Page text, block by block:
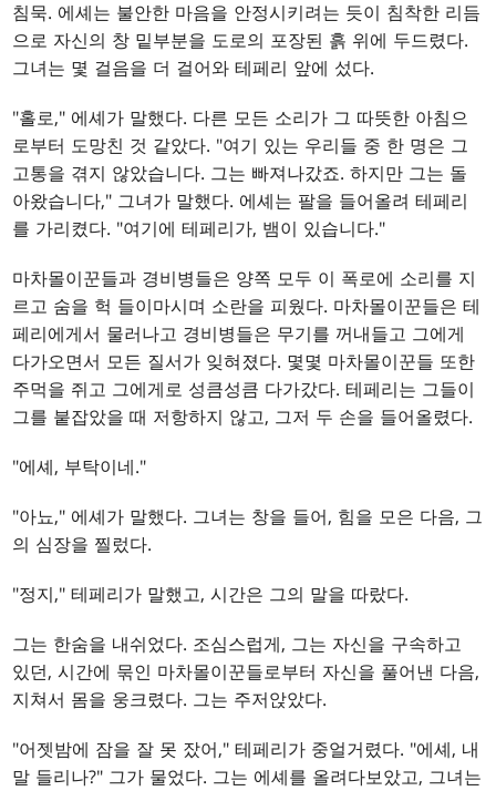
침묵. 에셰는 불안한 마음을 안정시키려는 듯이 침착한 리듬
으로 자신의 창 밑부분을 도로의 포장된 흙 위에 두드렸다.
그녀는 몇 걸음을 더 걸어와 테페리 앞에 섰다.
"홀로," 에셰가 말했다. 다른 모든 소리가 그 따뜻한 아침으
로부터 도망친 것 같았다. "여기 있는 우리들 중 한 명은 그
고통을 겪지 않았습니다. 그는 빠져나갔죠. 하지만 그는 돌
아왔습니다," 그녀가 말했다. 에셰는 팔을 들어올려 테페리
를 가리켰다. "여기에 테페리가, 뱀이 있습니다."
마차몰이꾼들과 경비병들은 양쪽 모두 이 폭로에 소리를 지
르고 숨을 헉 들이마시며 소란을 피웠다. 마차몰이꾼들은 테
페리에게서 물러나고 경비병들은 무기를 꺼내들고 그에게
다가오면서 모든 질서가 잊혀졌다. 몇몇 마차몰이꾼들 또한
주먹을 쥐고 그에게로 성큼성큼 다가갔다. 테페리는 그들이
그를 붙잡았을 때 저항하지 않고, 그저 두 손을 들어올렸다.
"에셰, 부탁이네."
"아뇨," 에셰가 말했다. 그녀는 창을 들어, 힘을 모은 다음, 그
의 심장을 찔렀다.
"정지," 테페리가 말했고, 시간은 그의 말을 따랐다.
그는 한숨을 내쉬었다. 조심스럽게, 그는 자신을 구속하고
있던, 시간에 묶인 마차몰이꾼들로부터 자신을 풀어낸 다음,
지쳐서 몸을 웅크렸다. 그는 주저앉았다.
"어젯밤에 잠을 잘 못 잤어," 테페리가 중얼거렸다. "에셰, 내
말 들리나?" 그가 물었다. 그는 에셰를 올려다보았고, 그녀는